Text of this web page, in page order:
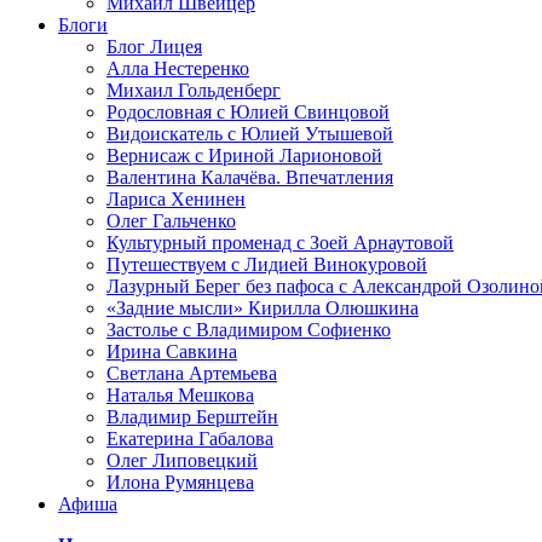
Блоги
Блог Лицея
Алла Нестеренко
Михаил Гольденберг
Родословная с Юлией Свинцовой
Видоискатель с Юлией Утышевой
Вернисаж с Ириной Ларионовой
Валентина Калачёва. Впечатления
Лариса Хенинен
Олег Гальченко
Культурный променад с Зоей Арнаутовой
Путешествуем с Лидией Винокуровой
Лазурный Берег без пафоса с Александрой
«Задние мысли» Кирилла Олюшкина
Застолье с Владимиром Софиенко
Ирина Савкина
Светлана Артемьева
Наталья Мешкова
Владимир Берштейн
Екатерина Габалова
Олег Липовецкий
Илона Румянцева
Афиша